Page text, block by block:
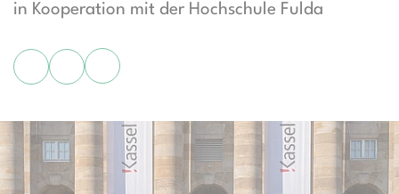
in Kooperation mit der Hochschule Fulda